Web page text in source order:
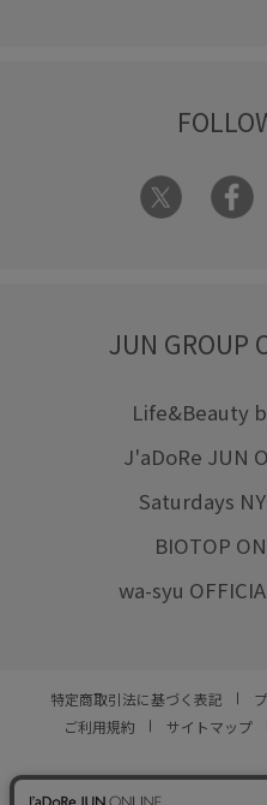
JUN GROUP
Life&Beauty
J'aDoRe JUN
Saturdays
BIOTOP
wa-syu
特定商取引法に基づく表記
ご利用規約
サイトマップ